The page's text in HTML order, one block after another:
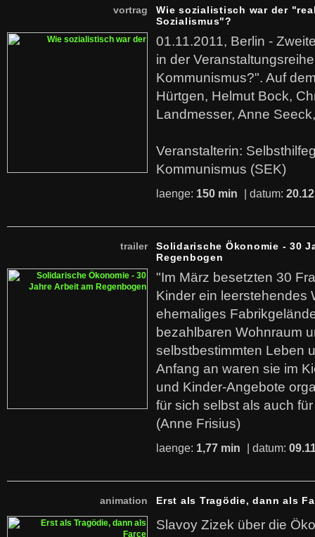
vortrag
Wie sozialistisch war der
Sozialismus"?
01.11.2011, Berlin -
in der
Kommunismus?". Auf
Hürtgen, Helmut Bock,
Landmesser, Anne
Veranstalterin:
Kommunismus (SEK)
laenge: 150 min | datum:
trailer
Solidarische Ökonomie - 30
Regenbogen
"Im März besetzten 30
Kinder ein leerstehendes
ehemaliges
bezahlbaren Wohnraum
selbstbestimmten Leben
Anfang an waren sie im
und Kinder-Angebote
für sich selbst als auch
(Anne Frisius)
laenge: 1,77 min | datum:
animation Erst als Tragödie, dann als
Slavoy Zizek über die